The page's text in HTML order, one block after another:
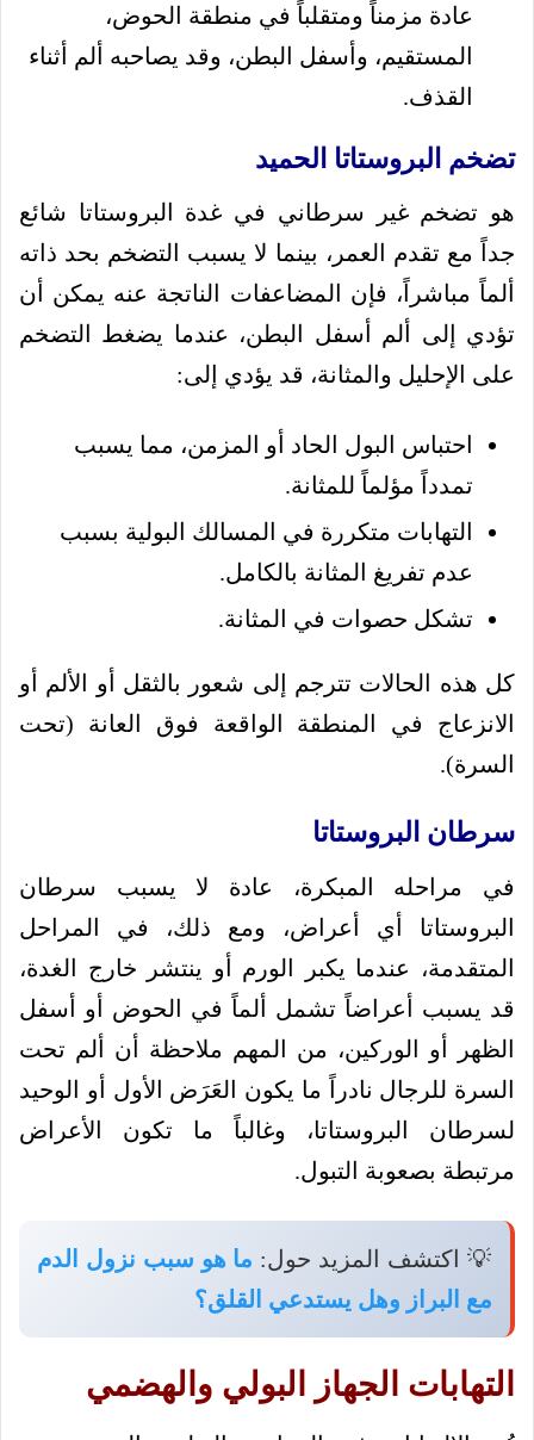
عادة مزمناً ومتقلباً في منطقة الحوض،
المستقيم، وأسفل البطن، وقد يصاحبه ألم أثناء
القذف.
تضخم البروستاتا الحميد
هو تضخم غير سرطاني في غدة البروستاتا شائع
جداً مع تقدم العمر، بينما لا يسبب التضخم بحد ذاته
ألماً مباشراً، فإن المضاعفات الناتجة عنه يمكن أن
تؤدي إلى ألم أسفل البطن، عندما يضغط التضخم
على الإحليل والمثانة، قد يؤدي إلى:
احتباس البول الحاد أو المزمن، مما يسبب
تمدداً مؤلماً للمثانة.
التهابات متكررة في المسالك البولية بسبب
عدم تفريغ المثانة بالكامل.
تشكل حصوات في المثانة.
كل هذه الحالات تترجم إلى شعور بالثقل أو الألم أو
الانزعاج في المنطقة الواقعة فوق العانة (تحت
السرة).
سرطان البروستاتا
في مراحله المبكرة، عادة لا يسبب سرطان
البروستاتا أي أعراض، ومع ذلك، في المراحل
المتقدمة، عندما يكبر الورم أو ينتشر خارج الغدة،
قد يسبب أعراضاً تشمل ألماً في الحوض أو أسفل
الظهر أو الوركين، من المهم ملاحظة أن ألم تحت
السرة للرجال نادراً ما يكون العَرَض الأول أو الوحيد
لسرطان البروستاتا، وغالباً ما تكون الأعراض
مرتبطة بصعوبة التبول.
💡 اكتشف المزيد حول: ما هو سبب نزول الدم
مع البراز وهل يستدعي القلق؟
التهابات الجهاز البولي والهضمي